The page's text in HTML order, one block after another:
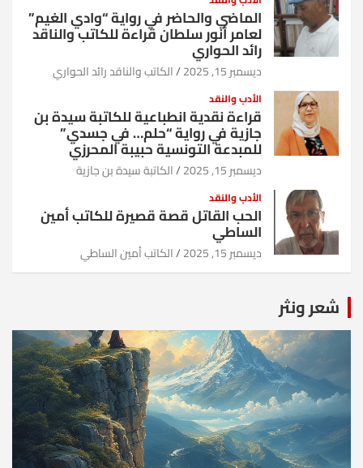
الماضي والحاضر في رواية “وادي الغيم”
لعامر أنور سلطان قراءة للكاتب والناقد
رائد الحواري
ديسمبر 15, 2025 الكاتب والناقد رائد الحواري
الأدب والنقد
قراءة نقدية انطباعية للكاتبة سيدة بن
جازية في رواية “حلم… في جسدي”
للمبدعة التونسية حبيبة المحرزي
ديسمبر 15, 2025 الكاتبة سيدة بن جازية
الأدب والنقد
الحب القاتل قصة قصيرة للكاتب أمين
الساطي
ديسمبر 15, 2025 الكاتب أمين الساطي
شعر ونثر